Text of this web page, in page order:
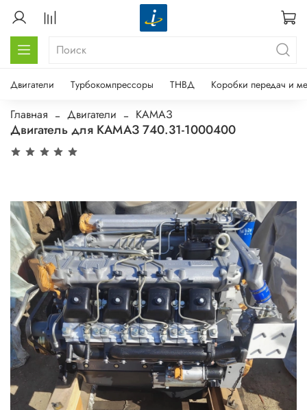
Двигатели Турбокомпрессоры ТНВД Коробки передач и
Главная Двигатели КАМАЗ
Двигатель для КАМАЗ 740.31-1000400